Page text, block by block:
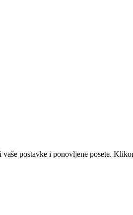
postavke i ponovljene posete.